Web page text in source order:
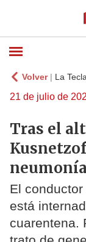
Volver| La
21 de julio de
Tras el
El
está
cuarentena.